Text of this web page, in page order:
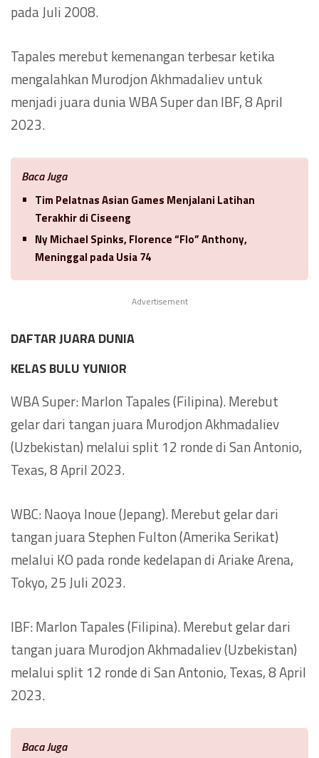
pada Juli 2008.
Tapales merebut kemenangan terbesar ketika
mengalahkan Murodjon Akhmadaliev untuk
menjadi juara dunia WBA Super dan IBF, 8 April
2023.
Baca Juga
Tim Pelatnas Asian Games Menjalani Latihan
Terakhir di Ciseeng
Ny Michael Spinks, Florence “Flo” Anthony,
Meninggal pada Usia 74
Advertisement
DAFTAR JUARA DUNIA
KELAS BULU YUNIOR
WBA Super: Marlon Tapales (Filipina). Merebut
gelar dari tangan juara Murodjon Akhmadaliev
(Uzbekistan) melalui split 12 ronde di San Antonio,
Texas, 8 April 2023.
WBC: Naoya Inoue (Jepang). Merebut gelar dari
tangan juara Stephen Fulton (Amerika Serikat)
melalui KO pada ronde kedelapan di Ariake Arena,
Tokyo, 25 Juli 2023.
IBF: Marlon Tapales (Filipina). Merebut gelar dari
tangan juara Murodjon Akhmadaliev (Uzbekistan)
melalui split 12 ronde di San Antonio, Texas, 8 April
2023.
Baca Juga